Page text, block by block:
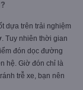
dựa trên trải nghiệm
Tuy nhiên thời gian
đón dọc đường
hệ. Giờ đón chỉ là
trễ xe, bạn nên